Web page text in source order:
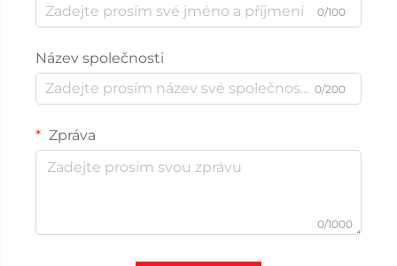
0/100
Název společnosti
0/200
Zpráva
0/1000